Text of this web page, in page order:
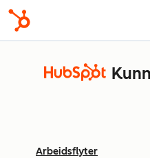
Arbeidsflyter